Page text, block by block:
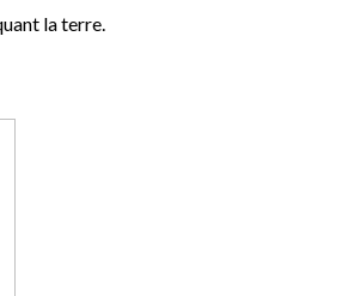
la terre.